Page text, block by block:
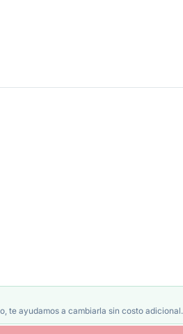
te ayudamos a cambiarla sin costo adicional.